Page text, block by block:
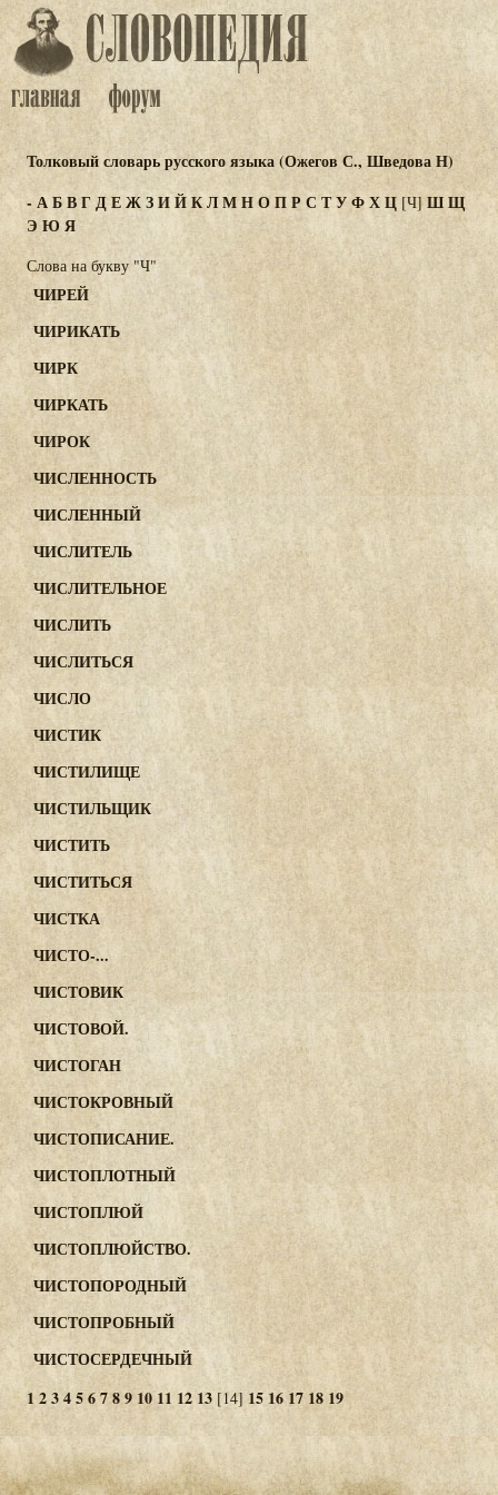
Толковый словарь русского языка (Ожегов С., Шведова Н)
-АБВГДЕЖЗИЙКЛМНОПР СТУФХЦ [Ч] ШЩ
Э Ю Я
Слова на букву "Ч"
ЧИРЕЙ
ЧИРИКАТЬ
ЧИРК
ЧИРКАТЬ
ЧИРОК
ЧИСЛЕННОСТЬ
ЧИСЛЕННЫЙ
ЧИСЛИТЕЛЬ
ЧИСЛИТЕЛЬНОЕ
ЧИСЛИТЬ
ЧИСЛИТЬСЯ
ЧИСЛО
ЧИСТИК
ЧИСТИЛИЩЕ
ЧИСТИЛЬЩИК
ЧИСТИТЬ
ЧИСТИТЬСЯ
ЧИСТКА
ЧИСТО-...
ЧИСТОВИК
ЧИСТОВОЙ.
ЧИСТОГАН
ЧИСТОКРОВНЫЙ
ЧИСТОПИСАНИЕ.
ЧИСТОПЛОТНЫЙ
ЧИСТОПЛЮЙ
ЧИСТОПЛЮЙСТВО.
ЧИСТОПОРОДНЫЙ
ЧИСТОПРОБНЫЙ
ЧИСТОСЕРДЕЧНЫЙ
123456789 10 11 12 13 [14] 1516 17 1819